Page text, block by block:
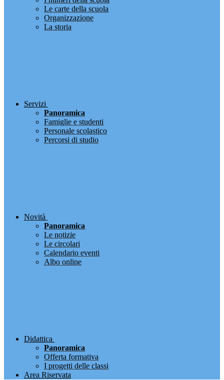
Le carte della scuola
Organizzazione
La storia
Servizi
Panoramica
Famiglie e studenti
Personale scolastico
Percorsi di studio
Novità
Panoramica
Le notizie
Le circolari
Calendario eventi
Albo online
Didattica
Panoramica
Offerta formativa
I progetti delle classi
Area Riservata